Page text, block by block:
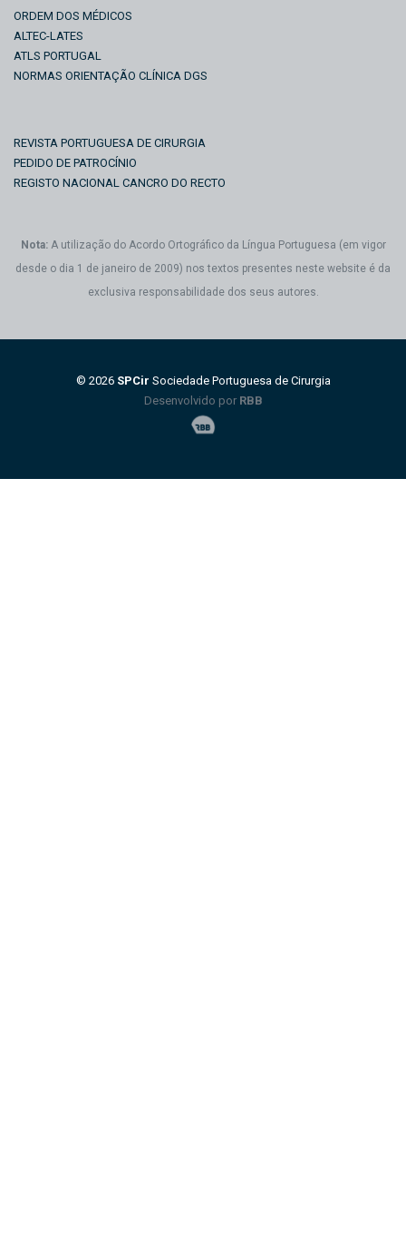
ORDEM DOS MÉDICOS
ALTEC-LATES
ATLS PORTUGAL
NORMAS ORIENTAÇÃO CLÍNICA DGS
REVISTA PORTUGUESA DE CIRURGIA
PEDIDO DE PATROCÍNIO
REGISTO NACIONAL CANCRO DO RECTO
Nota:A utilização do Acordo Ortográfico da Língua Portuguesa (em vigor
desde o dia 1 de janeiro de 2009) nos textos presentes neste website é da
exclusiva responsabilidade dos seus autores.
© 2026 SPCir Sociedade Portuguesa de Cirurgia
Desenvolvido por RBB